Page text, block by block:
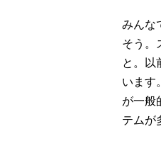
みんな
そう。
と。以
います
が一般
テムが